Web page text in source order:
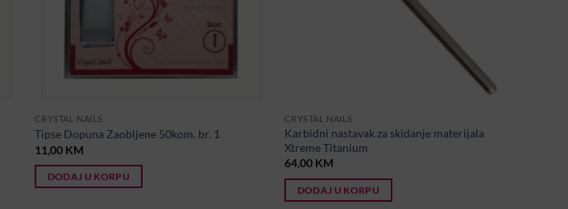
CRYSTAL NAILS
Tipse Dopuna Zaobljene 50kom. br. 1
11,00 KM
DODAJ U KORPU
CRYSTAL NAILS
Karbidni nastavak za skidanje materijala
Xtreme Titanium
64,00 KM
DODAJ U KORPU